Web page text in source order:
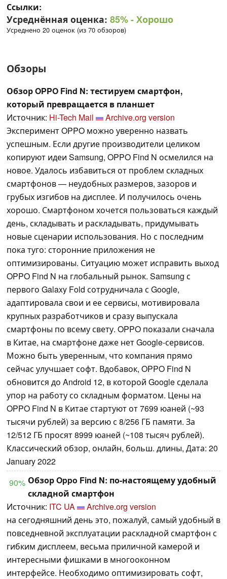
Ссылки:
Усреднённая оценка: 85%- Хорошо
Усреднено 20 оценок (из 70 обзоров)
Обзоры
Обзор OPPO Find N: тестируем смартфон,
который превращается в планшет
Источник: Hi-Tech Mail
Archive.org version
Эксперимент OPPO можно уверенно назвать
успешным. Если другие производители целиком
копируют идеи Samsung, OPPO Find N осмелился на
новое. Удалось избавиться от проблем складных
смартфонов — неудобных размеров, зазоров и
грубых изгибов на дисплее. И получилось очень
хорошо. Смартфоном хочется пользоваться каждый
день, складывать и раскладывать, придумывать
новые сценарии использования. Но с последним
пока туго: сторонние приложения не
оптимизированы. Ситуацию может исправить выход
OPPO Find N на глобальный рынок. Samsung с
первого Galaxy Fold сотрудничала с Google,
адаптировала свои и ее сервисы, мотивировала
крупных разработчиков и сразу выпускала
смартфоны по всему свету. OPPO показали сначала
в Китае, на смартфоне даже нет Google-сервисов.
Можно быть уверенным, что компания прямо
сейчас улучшает софт. Вдобавок, OPPO Find N
обновится до Android 12, в которой Google сделала
упор на работу со складным форматом. Цены на
OPPO Find N в Китае стартуют от 7699 юаней (~93
тысячи рублей) за версию с 8/256 ГБ памяти. За
12/512 ГБ просят 8999 юаней (~108 тысяч рублей).
Классический обзор, онлайн, больш. длины, Дата: 20
January 2022
90% Обзор Oppo Find N: по-настоящему удобный
складной смартфон
Источник: ITC UA
Archive.org version
на сегодняшний день это, пожалуй, самый удобный в
повседневной эксплуатации раскладной смартфон с
гибким дисплеем, весьма приличной камерой и
интересными фишками в многооконном
интерфейсе. Необходимо оптимизировать софт,